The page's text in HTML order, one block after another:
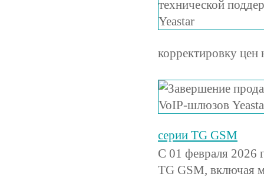
корректировку цен
серии TG GSM
C 01 февраля 2026
TG GSM, включая